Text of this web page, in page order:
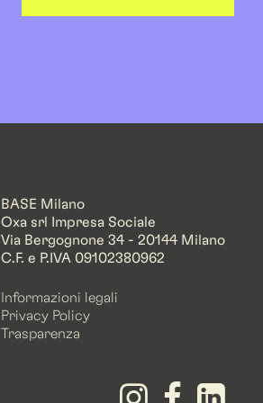
BASE Milano
Oxa srl Impresa Sociale
Via Bergognone 34 - 20144 Milano
C.F. e P.IVA 09102380962
Informazioni legali
Privacy Policy
Trasparenza